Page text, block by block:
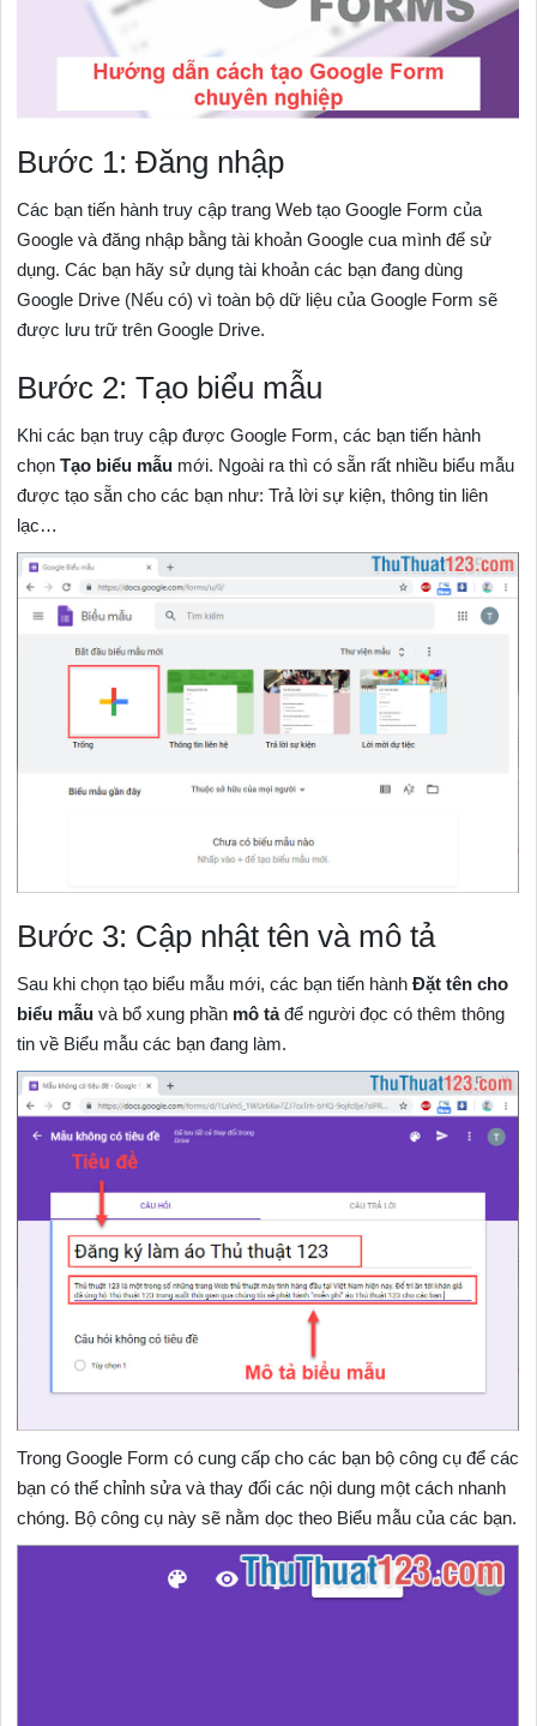
Bước 1: Đăng nhập
Các bạn tiến hành truy cập trang Web tạo Google Form của
Google và đăng nhập bằng tài khoản Google cua mình để sử
dụng. Các bạn hãy sử dụng tài khoản các bạn đang dùng
Google Drive (Nếu có) vì toàn bộ dữ liệu của Google Form sẽ
được lưu trữ trên Google Drive.
Bước 2: Tạo biểu mẫu
Khi các bạn truy cập được Google Form, các bạn tiến hành
chọnTạo biểu mẫu mới. Ngoài ra thì có sẵn rất nhiều biểu mẫu
được tạo sẵn cho các bạn như: Trả lời sự kiện, thông tin liên
lạc…
Bước 3: Cập nhật tên và mô tả
Sau khi chọn tạo biểu mẫu mới, các bạn tiến hànhĐặt tên cho
biểu mẫu và bổ xung phần mô tảđể người đọc có thêm thông
tin về Biểu mẫu các bạn đang làm.
Trong Google Form có cung cấp cho các bạn bộ công cụ để các
bạn có thể chỉnh sửa và thay đổi các nội dung một cách nhanh
chóng. Bộ công cụ này sẽ nằm dọc theo Biểu mẫu của các bạn.